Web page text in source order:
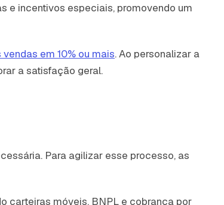
e incentivos especiais, promovendo um
em 10% ou mais. Ao personalizar a
a satisfação geral.
Para agilizar esse processo, as
carteiras móveis, BNPL e cobrança por